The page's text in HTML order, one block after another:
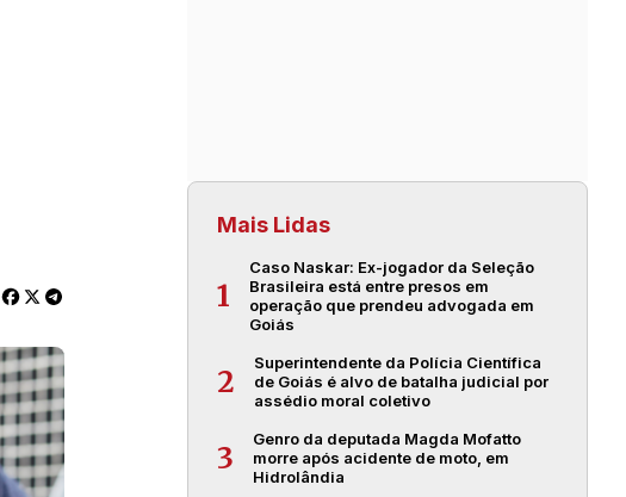
Mais Lidas
1
Caso Naskar: Ex-jogador da Seleção
Brasileira está entre presos em
operação que prendeu advogada em
Goiás
2
Superintendente da Polícia Científica
de Goiás é alvo de batalha judicial por
assédio moral coletivo
3
Genro da deputada Magda Mofatto
morre após acidente de moto, em
Hidrolândia